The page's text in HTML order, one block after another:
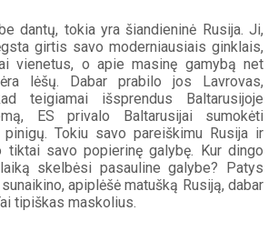
dantų, tokia yra šiandieninė Rusija. Ji,
girtis savo moderniausiais ginklais,
vienetus, o apie masinę gamybą net
lėšų. Dabar prabilo jos Lavrovas,
teigiamai išsprendus Baltarusijoje
ES privalo Baltarusijai sumokėti
Tokiu savo pareiškimu Rusija ir
tiktai savo popierinę galybę. Kur dingo
skelbėsi pasauline galybe? Patys
apiplėšė matušką Rusiją, dabar
tipiškas maskolius.